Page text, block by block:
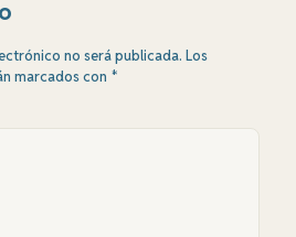
no será publicada. Los
marcados con *